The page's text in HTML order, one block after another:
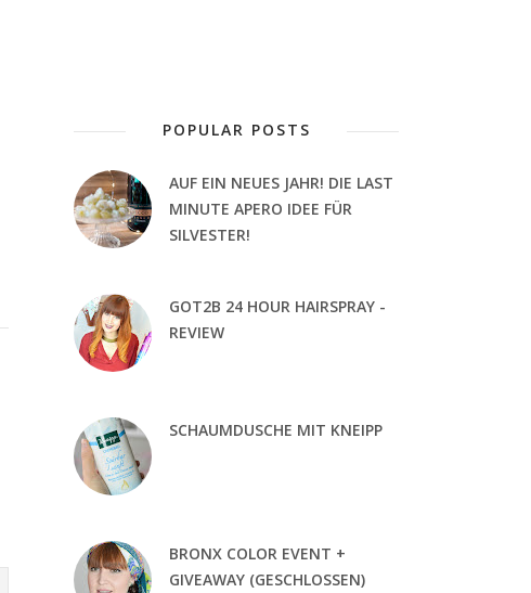
POPULAR POSTS
AUF EIN NEUES JAHR! DIE LAST
MINUTE APERO IDEE FÜR
SILVESTER!
GOT2B 24 HOUR HAIRSPRAY -
REVIEW
SCHAUMDUSCHE MIT KNEIPP
BRONX COLOR EVENT +
GIVEAWAY (GESCHLOSSEN)